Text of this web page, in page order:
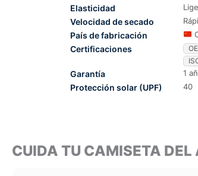
Elasticidad
Velocidad de secado
País de fabricación
Certificaciones
Garantía 1
Protección solar (UPF) 40
CUIDA TU CAMISETA